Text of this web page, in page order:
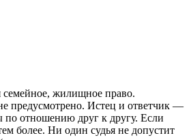
жилищное право.
предусмотрено. Истец и ответчик —
по отношению друг к другу. Если
более. Ни один судья не допустит